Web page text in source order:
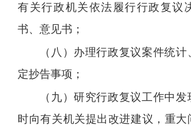
有关行政机关依法履行行政复议
书、意见书；
（八）办理行政复议案件统
定抄告事项；
（九）研究行政复议工作中
时向有关机关提出改进建议，重大